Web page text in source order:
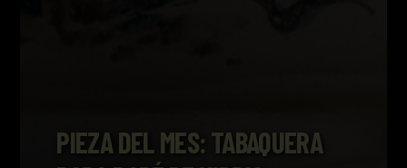
PIEZA DEL MES: TABAQUERA